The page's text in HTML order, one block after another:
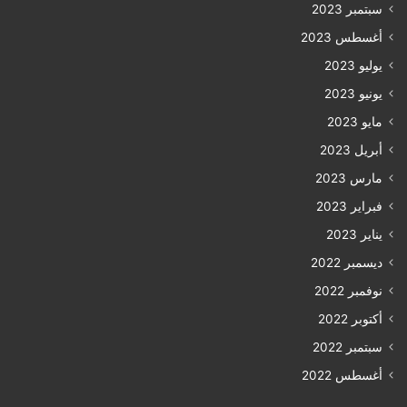
سبتمبر 2023
أغسطس 2023
يوليو 2023
يونيو 2023
مايو 2023
أبريل 2023
مارس 2023
فبراير 2023
يناير 2023
ديسمبر 2022
نوفمبر 2022
أكتوبر 2022
سبتمبر 2022
أغسطس 2022